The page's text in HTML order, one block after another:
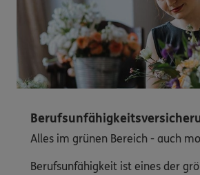
Alles im grünen Bereich - auch
Berufsunfähigkeit ist eines der